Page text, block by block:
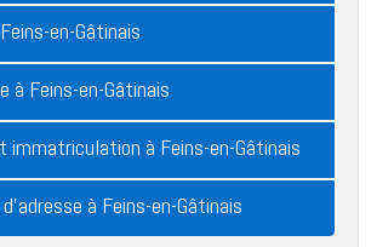
en-Gâtinais
à Feins-en-Gâtinais
immatriculation à Feins-en-Gâtinais
à Feins-en-Gâtinais